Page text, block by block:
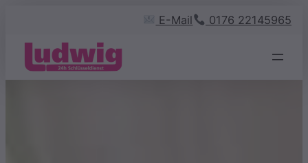
springen
E-Mail 0176 22145965